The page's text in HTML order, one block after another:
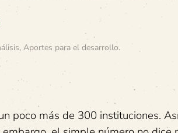
, Aportes para el desarrollo.
poco más de 300 instituciones.